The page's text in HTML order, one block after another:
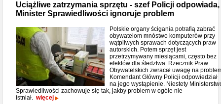
Uciążliwe zatrzymania sprzętu - szef Policji odpowiada,
Minister Sprawiedliwości ignoruje problem
Polskie organy ścigania potrafią zabrać
obywatelom mnóstwo komputerów przy
wątpliwych sprawach dotyczących praw
autorskich. Potem sprzęt jest
przetrzymywany miesiącami, często bez
efektów dla śledztwa. Rzecznik Praw
Obywatelskich zwracał uwagę na
Komendant Główny Policji odpowiedział
na jego wystąpienie. Niestety
Sprawiedliwości zachowuje się tak, jakby problem w ogóle nie
istniał. więcej